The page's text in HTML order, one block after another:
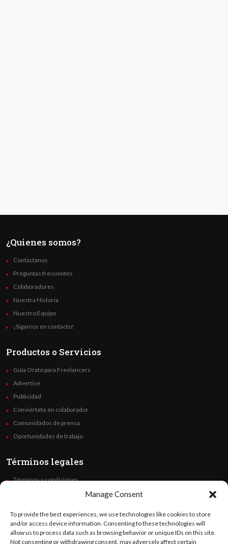
Manage Consent
To provide the best experiences, we use technologies like cookies to store
and/or access device information. Consenting to these technologies will
allow us to process data such as browsing behavior or unique IDs on this site.
Not consenting or withdrawing consent, may adversely affect certain
¿Quienes somos?
Contáctanos
Preguntas frecuentes
Colaboradores
Nuestra Historia
Nuestro Equipo
¡Sigamos en contacto!
Productos o Servicios
Guía Orato para Freelancers
Advertise
Publicidad
Conviértete en colaborador
Comunidados de prensa
Oportunidades de trabajo
Términos legales
Términos y condiciones
Code of Ethics